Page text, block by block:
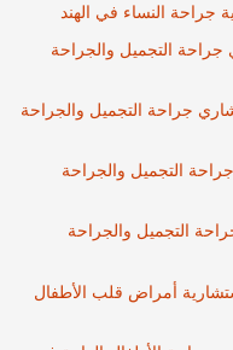
جراحة النساء في الهند
التجميل والجراحة
جراحة التجميل والجراحة
التجميل والجراحة
التجميل والجراحة
أمراض قلب الأطفال